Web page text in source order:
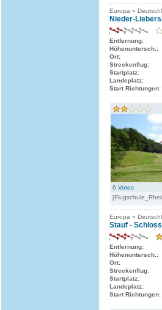
Europa »
Nieder-
Entfernung:
Höhenuntersch.:
Ort:
Streckenflug:
Startplatz:
Landeplatz:
Start Richtungen:
6 Votes
Europa »
Stauf -
Entfernung:
Höhenuntersch.:
Ort:
Streckenflug:
Startplatz:
Landeplatz:
Start Richtungen: